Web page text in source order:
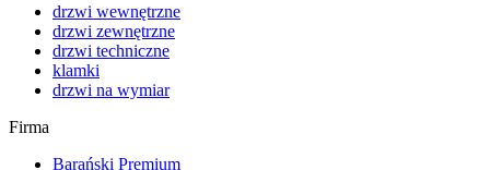
drzwi wewnętrzne
drzwi zewnętrzne
drzwi techniczne
klamki
drzwi na wymiar
Firma
Barański Premium